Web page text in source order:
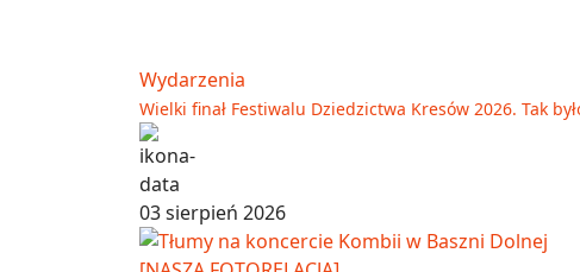
Wydarzenia
Wielki finał Festiwalu Dziedzictwa Kresów 2026. Tak
03 sierpień 2026